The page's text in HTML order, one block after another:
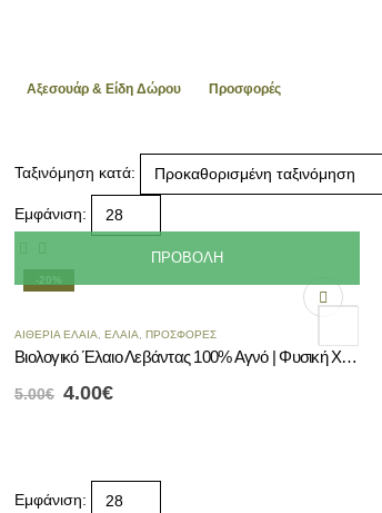
Αξεσουάρ & Είδη Δώρου Προσφορές
Ταξινόμηση κατά:
Εμφάνιση:
-20%
ΠΡΟΒΟΛΉ
ΑΙΘΈΡΙΑ ΈΛΑΙΑ ΈΛΑΙΑ ΠΡΟΣΦΟΡΈΣ
Βιολογικό Έλαιο Λεβάντας 100% Αγνό | Φυσική Χαλάρωση & Περιποίηση
5.00€ 4.00€
Εμφάνιση: